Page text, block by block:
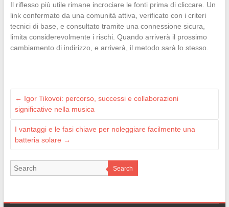
Il riflesso più utile rimane incrociare le fonti prima di cliccare. Un
link confermato da una comunità attiva, verificato con i criteri
tecnici di base, e consultato tramite una connessione sicura,
limita considerevolmente i rischi. Quando arriverà il prossimo
cambiamento di indirizzo, e arriverà, il metodo sarà lo stesso.
← Igor Tikovoi: percorso, successi e collaborazioni
significative nella musica
I vantaggi e le fasi chiave per noleggiare facilmente una
batteria solare →
Search